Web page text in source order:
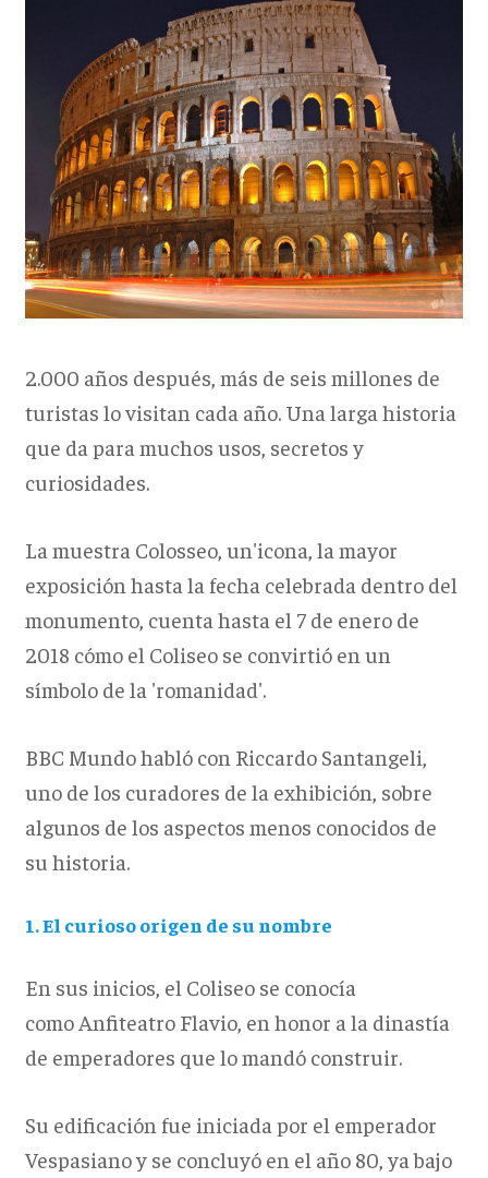
2.000 años después, más de seis millones de
turistas lo visitan cada año. Una larga historia
que da para muchos usos, secretos y
curiosidades.
La muestra Colosseo, un'icona, la mayor
exposición hasta la fecha celebrada dentro del
monumento, cuenta hasta el 7 de enero de
2018 cómo el Coliseo se convirtió en un
símbolo de la 'romanidad'.
BBC Mundo habló con Riccardo Santangeli,
uno de los curadores de la exhibición, sobre
algunos de los aspectos menos conocidos de
su historia.
1. El curioso origen de su nombre
En sus inicios, el Coliseo se conocía
como Anfiteatro Flavio, en honor a la dinastía
de emperadores que lo mandó construir.
Su edificación fue iniciada por el emperador
Vespasiano y se concluyó en el año 80, ya bajo